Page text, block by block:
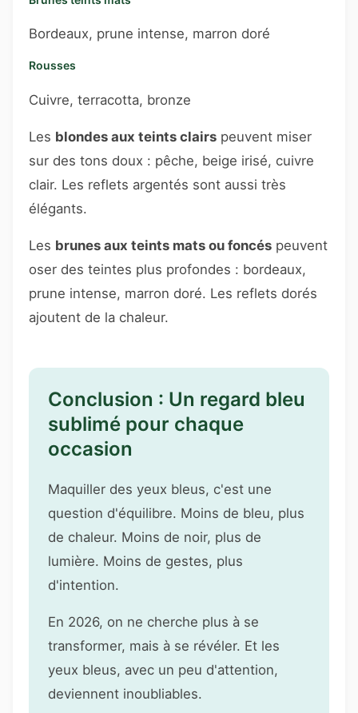
Bordeaux, prune intense, marron doré
Rousses
Cuivre, terracotta, bronze
Les blondes aux teints clairs peuvent miser
sur des tons doux : pêche, beige irisé, cuivre
clair. Les reflets argentés sont aussi très
élégants.
Les brunes aux teints mats ou foncés peuvent
oser des teintes plus profondes : bordeaux,
prune intense, marron doré. Les reflets dorés
ajoutent de la chaleur.
Conclusion : Un regard bleu
sublimé pour chaque
occasion
Maquiller des yeux bleus, c'est une
question d'équilibre. Moins de bleu, plus
de chaleur. Moins de noir, plus de
lumière. Moins de gestes, plus
d'intention.
En 2026, on ne cherche plus à se
transformer, mais à se révéler. Et les
yeux bleus, avec un peu d'attention,
deviennent inoubliables.